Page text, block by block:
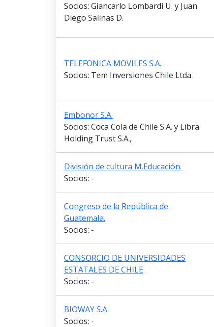
Socios: Giancarlo Lombardi U. y Juan
Diego Salinas D.
TELEFONICA MOVILES S.A.
Socios: Tem Inversiones Chile Ltda.
Embonor S.A.
Socios: Coca Cola de Chile S.A. y Libra
Holding Trust S.A.,
División de cultura M.Educación.
Socios: -
Congreso de la República de
Guatemala.
Socios: -
CONSORCIO DE UNIVERSIDADES
ESTATALES DE CHILE
Socios: -
BIOWAY S.A.
Socios: -